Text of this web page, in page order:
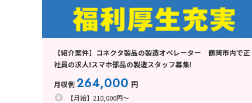
【紹介案件】コネクタ製品の製造オペレーター 鶴岡市内で正
社員の求人!スマホ部品の製造スタッフ募集!
月収例264,000 円
【月給】210,000円～